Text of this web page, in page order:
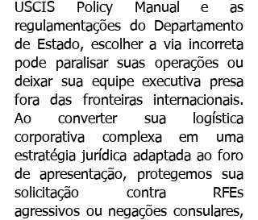
USCIS Policy Manual e as
regulamentações do Departamento
de Estado, escolher a via incorreta
pode paralisar suas operações ou
deixar sua equipe executiva presa
fora das fronteiras internacionais.
Ao converter sua logística
corporativa complexa em uma
estratégia jurídica adaptada ao foro
de apresentação, protegemos sua
solicitação contra RFEs
agressivos ou negações consulares,